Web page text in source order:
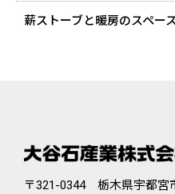
薪ストーブと暖房のスペース
〒321-0344 栃木県宇都宮